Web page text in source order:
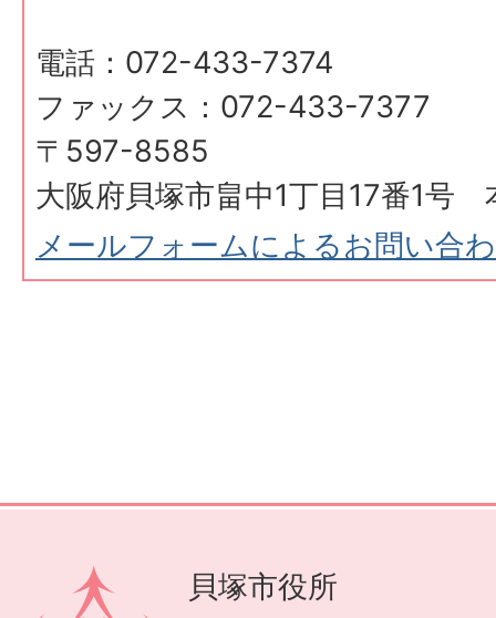
電話：072-433-7374
ファックス：072-433-7377
〒597-8585
大阪府貝塚市畠中1丁目17番1号
メールフォームによるお問い合
貝塚市役所